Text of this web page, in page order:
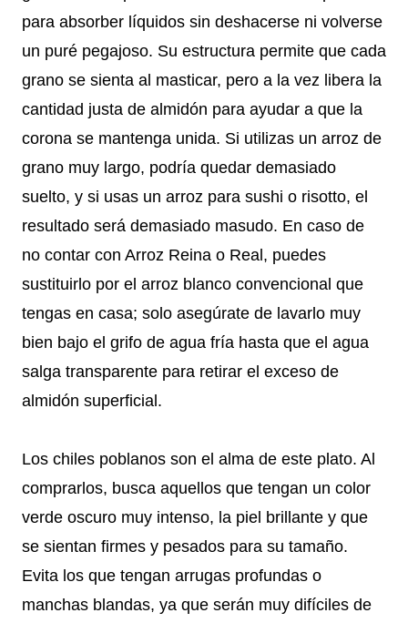
para absorber líquidos sin deshacerse ni volverse
un puré pegajoso. Su estructura permite que cada
grano se sienta al masticar, pero a la vez libera la
cantidad justa de almidón para ayudar a que la
corona se mantenga unida. Si utilizas un arroz de
grano muy largo, podría quedar demasiado
suelto, y si usas un arroz para sushi o risotto, el
resultado será demasiado masudo. En caso de
no contar con Arroz Reina o Real, puedes
sustituirlo por el arroz blanco convencional que
tengas en casa; solo asegúrate de lavarlo muy
bien bajo el grifo de agua fría hasta que el agua
salga transparente para retirar el exceso de
almidón superficial.
Los chiles poblanos son el alma de este plato. Al
comprarlos, busca aquellos que tengan un color
verde oscuro muy intenso, la piel brillante y que
se sientan firmes y pesados para su tamaño.
Evita los que tengan arrugas profundas o
manchas blandas, ya que serán muy difíciles de